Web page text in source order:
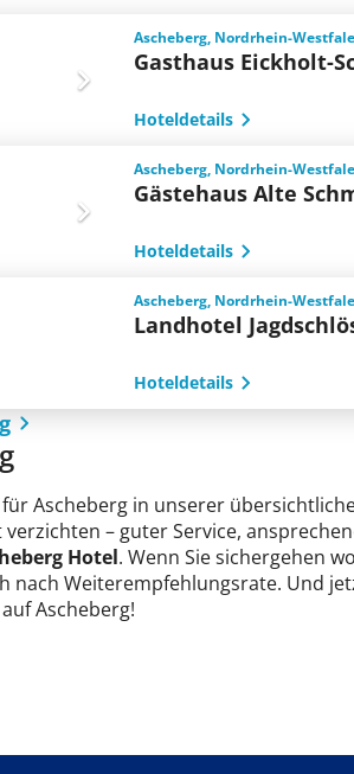
Ascheberg, Nordrhein-
Gasthaus Eickholt-
Hoteldetails
Ascheberg, Nordrhein-
Gästehaus Alte
Hoteldetails
Ascheberg, Nordrhein-
Landhotel
Hoteldetails
Ascheberg in unserer
– guter Service,
Hotel. Wenn Sie sichergehen
nach Weiterempfehlungsrate. Und
Ascheberg!